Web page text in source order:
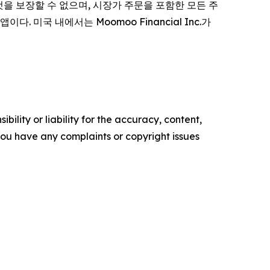
보장할 수 없으며, 시장가 주문을 포함한 모든 주
이다. 미국 내에서는 Moomoo Financial Inc.가
or liability for the accuracy, content,
have any complaints or copyright issues